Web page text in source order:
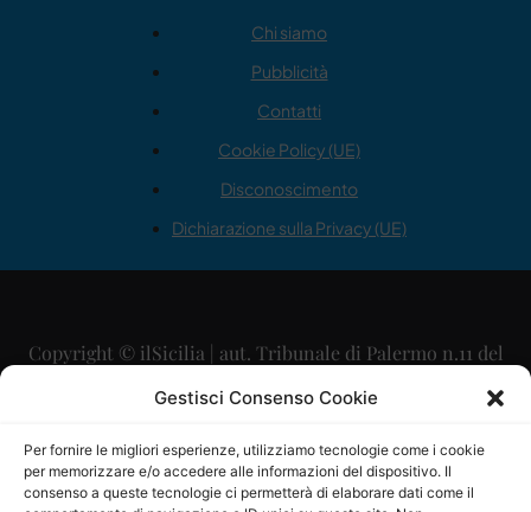
Gestisci Consenso Cookie
Per fornire le migliori esperienze, utilizziamo tecnologie come i cookie
per memorizzare e/o accedere alle informazioni del dispositivo. Il
consenso a queste tecnologie ci permetterà di elaborare dati come il
Chi siamo
Pubblicità
Contatti
Cookie Policy (UE)
Disconoscimento
Dichiarazione sulla Privacy (UE)
Copyright © ilSicilia | aut. Tribunale di Palermo n.11 del
29/09/2015
Direttore Editoriale: Maurizio Scaglione